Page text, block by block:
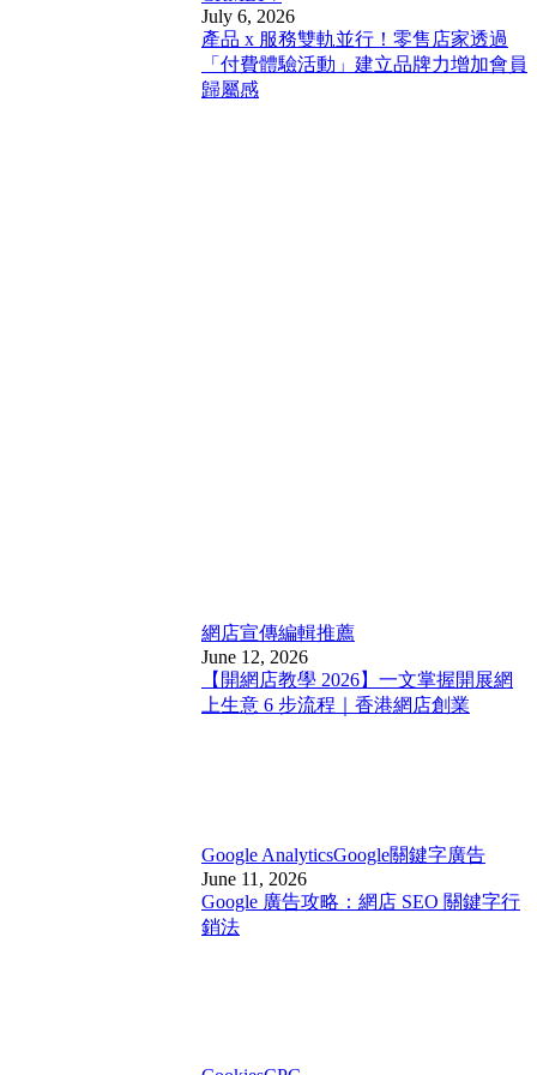
July 6, 2026
產品 x 服務雙軌並行！零售店家透過
「付費體驗活動」建立品牌力增加會員
歸屬感
網店宣傳編輯推薦
June 12, 2026
【開網店教學 2026】一文掌握開展網
上生意 6 步流程｜香港網店創業
Google AnalyticsGoogle關鍵字廣告
June 11, 2026
Google 廣告攻略：網店 SEO 關鍵字行
銷法